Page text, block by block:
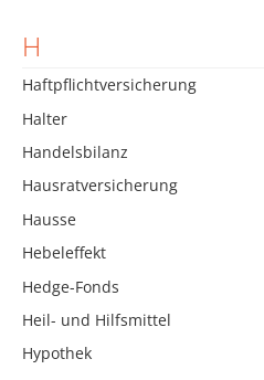
H
Haftpflichtversicherung
Halter
Handelsbilanz
Hausratversicherung
Hausse
Hebeleffekt
Hedge-Fonds
Heil- und Hilfsmittel
Hypothek